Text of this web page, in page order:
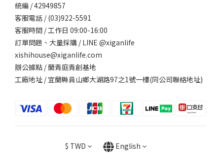
統編 / 42949857
客服電話 / (03)922-5591
客服時間 / 工作日 09:00-16:00
訂單問題、大量採購 / LINE @xiganlife
xishihouse@xiganlife.com
辦公據點 / 蘭青庭青創基地
工廠地址 / 宜蘭縣員山鄉大湖路97之1號一樓(同公司聯絡地址)
$ TWD English